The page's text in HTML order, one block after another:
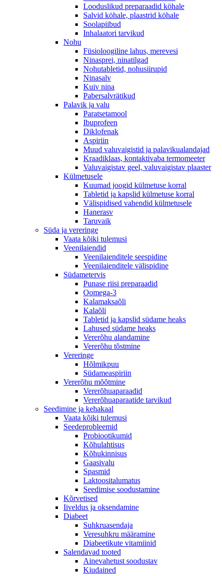
Looduslikud preparaadid köhale
Salvid köhale, plaastrid köhale
Soolapiibud
Inhalaatori tarvikud
Nohu
Füsioloogiline lahus, merevesi
Ninasprei, ninatilgad
Nohutabletid, nohusiirupid
Ninasalv
Kuiv nina
Pabersalvrätikud
Palavik ja valu
Paratsetamool
Ibuprofeen
Diklofenak
Aspiriin
Muud valuvaigistid ja palavikualandajad
Kraadiklaas, kontaktivaba termomeeter
Valuvaigistav geel, valuvaigistav plaaster
Külmetusele
Kuumad joogid külmetuse korral
Tabletid ja kapslid külmetuse korral
Välispidised vahendid külmetusele
Hanerasv
Taruvaik
Süda ja vereringe
Vaata kõiki tulemusi
Veenilaiendid
Veenilaienditele seespidine
Veenilaienditele välispidine
Südametervis
Punase riisi preparaadid
Oomega-3
Kalamaksaõli
Kalaõli
Tabletid ja kapslid südame heaks
Lahused südame heaks
Vererõhu alandamine
Vererõhu tõstmine
Vereringe
Hõlmikpuu
Südameaspiriin
Vererõhu mõõtmine
Vererõhuaparaadid
Vererõhuaparaatide tarvikud
Seedimine ja kehakaal
Vaata kõiki tulemusi
Seedeprobleemid
Probiootikumid
Kõhulahtisus
Kõhukinnisus
Gaasivalu
Spasmid
Laktoositalumatus
Seedimise soodustamine
Kõrvetised
Iiveldus ja oksendamine
Diabeet
Suhkruasendaja
Veresuhkru määramine
Diabeetikute vitamiinid
Salendavad tooted
Ainevahetust soodustav
Kiudained